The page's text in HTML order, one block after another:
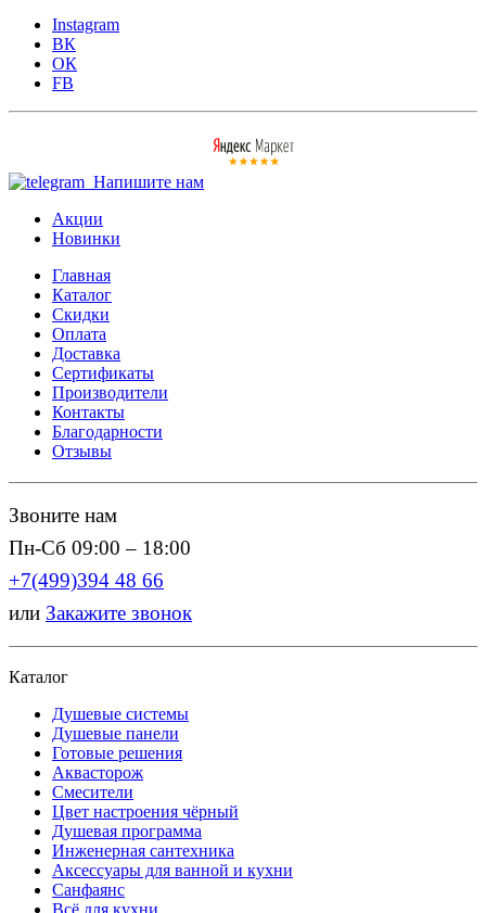
Instagram
ВК
ОК
FB
Напишите нам
Акции
Новинки
Главная
Каталог
Скидки
Оплата
Доставка
Сертификаты
Производители
Контакты
Благодарности
Отзывы
Звоните нам
Пн-Сб 09:00 – 18:00
+7(499)394 48 66
или Закажите звонок
Каталог
Душевые системы
Душевые панели
Готовые решения
Аквасторож
Смесители
Цвет настроения чёрный
Душевая программа
Инженерная сантехника
Аксессуары для ванной и кухни
Санфаянс
Всё для кухни